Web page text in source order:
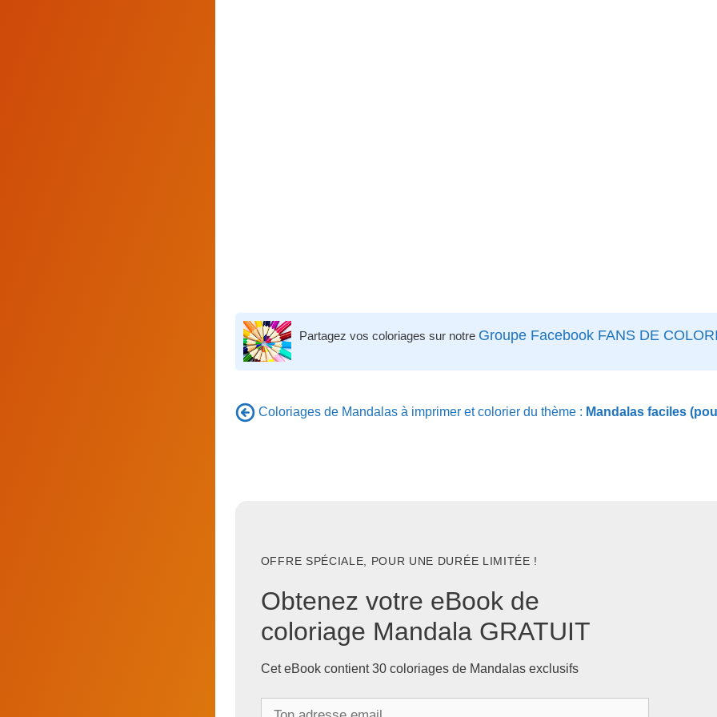
Partagez vos coloriages sur notre Groupe Facebook FANS DE
Coloriages de Mandalas à imprimer et colorier du thème : Mandalas faciles
OFFRE SPÉCIALE, POUR UNE DURÉE LIMITÉE !
Obtenez votre eBook de
coloriage Mandala GRATUIT
Cet eBook contient 30 coloriages de Mandalas exclusifs